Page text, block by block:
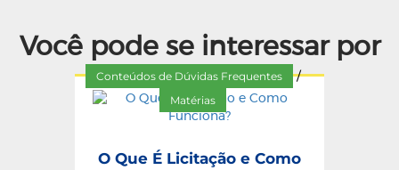
Você pode se interessar por
Conteúdos de Dúvidas Frequentes /
Matérias
O Que É Licitação e Como